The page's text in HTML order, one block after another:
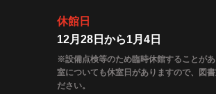
休館日
12月28日から1月4日
※設備点検等のため臨時休館することが
室についても休室日がありますので、図
ださい。